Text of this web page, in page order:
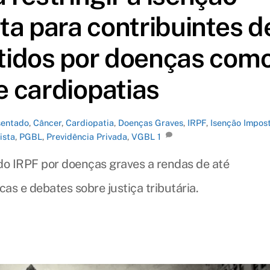
para contribuintes
por doenças
cardiopatias
, Câncer, Cardiopatia, Doenças Graves, IRPF, Isenção
, PGBL, Previdência Privada, VGBL 1
IRPF por doenças graves a rendas de até
e debates sobre justiça tributária.